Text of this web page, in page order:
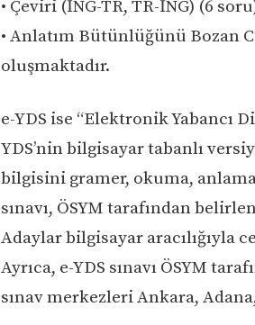
• Çeviri (İNG-TR, TR-İNG) (6
• Anlatım Bütünlüğünü Bozan
oluşmaktadır.
e-YDS ise “Elektronik Yabancı
YDS’nin bilgisayar tabanlı
bilgisini gramer, okuma,
sınavı, ÖSYM tarafından
Adaylar bilgisayar aracılığıyla
Ayrıca, e-YDS sınavı ÖSYM
sınav merkezleri Ankara,